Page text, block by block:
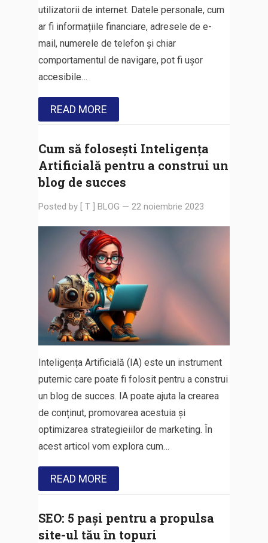
utilizatorii de internet. Datele personale, cum
ar fi informațiile financiare, adresele de e-
mail, numerele de telefon și chiar
comportamentul de navigare, pot fi ușor
accesibile…
READ MORE
Cum să folosești Inteligența
Artificială pentru a construi un
blog de succes
Posted by [ T ] BLOG — 22 noiembrie 2023
Inteligența Artificială (IA) este un instrument
puternic care poate fi folosit pentru a construi
un blog de succes. IA poate ajuta la crearea
de conținut, promovarea acestuia și
optimizarea strategieiilor de marketing. În
acest articol vom explora cum…
READ MORE
SEO: 5 pași pentru a propulsa
site-ul tău în topuri